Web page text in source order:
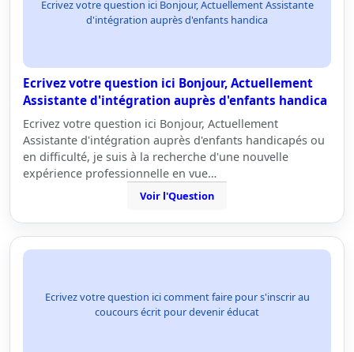
Ecrivez votre question ici Bonjour, Actuellement Assistante
d'intégration auprès d'enfants handica
Ecrivez votre question ici Bonjour, Actuellement
Assistante d'intégration auprès d'enfants handica
Ecrivez votre question ici Bonjour, Actuellement
Assistante d'intégration auprès d'enfants handicapés ou
en difficulté, je suis à la recherche d'une nouvelle
expérience professionnelle en vue…
Voir l'Question
Ecrivez votre question ici comment faire pour s'inscrir au
coucours écrit pour devenir éducat